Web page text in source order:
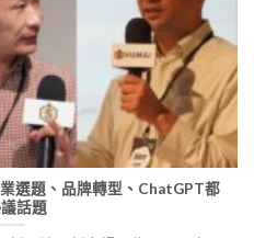
選題、品牌轉型、ChatGPT都
話題